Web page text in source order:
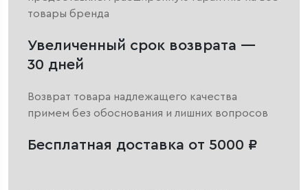
товары бренда
Увеличенный срок возврата —
30 дней
Возврат товара надлежащего качества
примем без обоснования и лишних вопросов
Бесплатная доставка от 5000 ₽